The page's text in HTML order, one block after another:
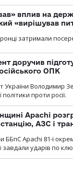
вплив на
«вирішував
затримали
доручив
ОПК
України Володимир
політики проти росії.
Apachi
АЗС і
ББпС Apachi 81-ї
ударів по